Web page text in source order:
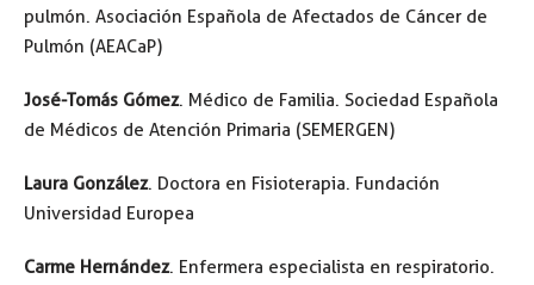
pulmón. Asociación Española de Afectados de Cáncer de
Pulmón (AEACaP)
José-Tomás Gómez. Médico de Familia. Sociedad Española
de Médicos de Atención Primaria (SEMERGEN)
Laura González. Doctora en Fisioterapia. Fundación
Universidad Europea
Carme Hernández. Enfermera especialista en respiratorio.